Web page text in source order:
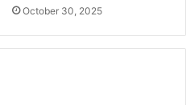
October 30, 2025